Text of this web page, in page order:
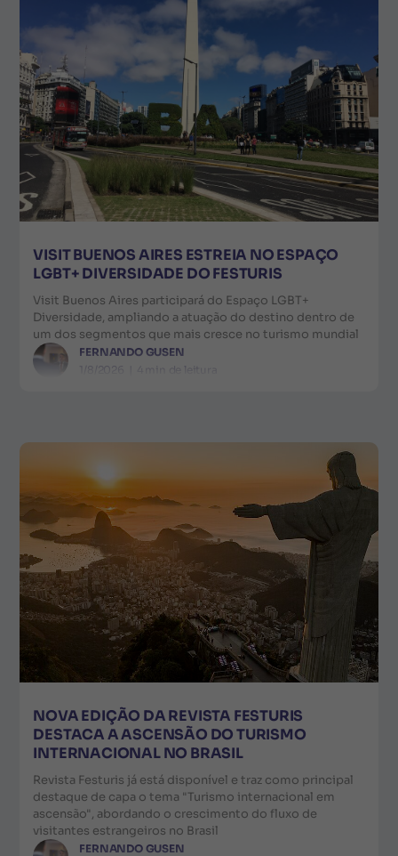
VISIT BUENOS AIRES ESTREIA NO ESPAÇO
LGBT+ DIVERSIDADE DO FESTURIS
Visit Buenos Aires participará do Espaço LGBT+
Diversidade, ampliando a atuação do destino dentro de
um dos segmentos que mais cresce no turismo mundial
FERNANDO GUSEN
1/8/2026
min de leitura
NOVA EDIÇÃO DA REVISTA FESTURIS
DESTACA A ASCENSÃO DO TURISMO
INTERNACIONAL NO BRASIL
Revista Festuris já está disponível e traz como principal
destaque de capa o tema "Turismo internacional em
ascensão", abordando o crescimento do fluxo de
visitantes estrangeiros no Brasil
FERNANDO GUSEN